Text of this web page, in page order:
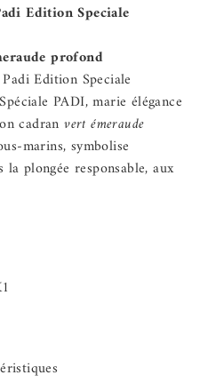
Edition Speciale
profond
Edition Speciale
PADI, marie élégance
cadranvert émeraude
marins, symbolise
la plongée responsable, aux